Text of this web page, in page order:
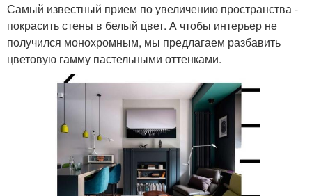
Самый известный прием по увеличению пространства -
покрасить стены в белый цвет. А чтобы интерьер не
получился монохромным, мы предлагаем разбавить
цветовую гамму пастельными оттенками.